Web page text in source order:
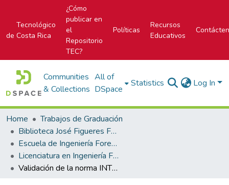
Tecnológico
de Costa Rica
¿Cómo
publicar en
el
Repositorio
TEC?
Políticas
Recursos
Educativos
Communities
& Collections
All of
DSpace
Statistics Log In
Home
Trabajos de Graduación
Biblioteca José Figueres Ferrer
Escuela de Ingeniería Forestal
Licenciatura en Ingeniería Forestal
Validación de la norma INTE 06-07-02:2011 de clasificación visual de madera en grados de calidad en madera verde aserrada sin cepillar de tectona grandis. L.f